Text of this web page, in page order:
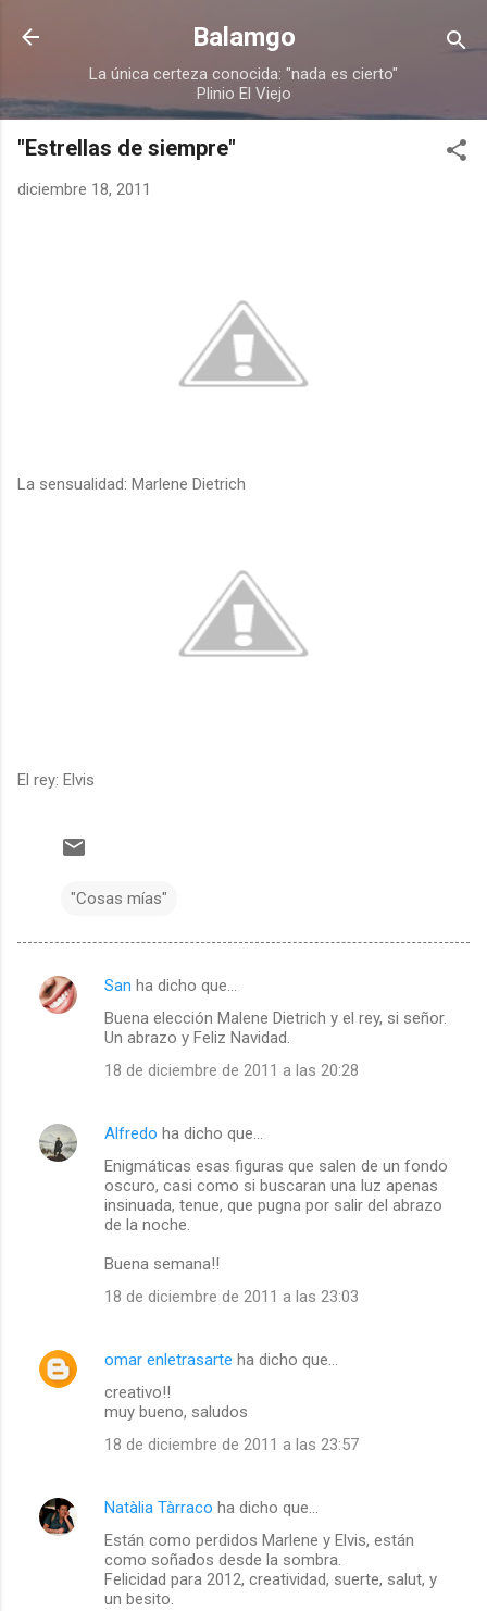
Ir al contenido principal
Balamgo
La única certeza conocida: "nada es cierto"
Plinio El Viejo
"Estrellas de siempre"
diciembre 18, 2011
La sensualidad: Marlene Dietrich
El rey: Elvis
"Cosas mías"
C
t
San ha dicho que…
Buena elección Malene Dietrich y el rey, si señor.
Un abrazo y Feliz Navidad.
18 de diciembre de 2011 a las 20:28
Alfredo ha dicho que…
Enigmáticas esas figuras que salen de un fondo
oscuro, casi como si buscaran una luz apenas
insinuada, tenue, que pugna por salir del abrazo
de la noche.
Buena semana!!
18 de diciembre de 2011 a las 23:03
omar enletrasarte ha dicho que…
creativo!!
muy bueno, saludos
18 de diciembre de 2011 a las 23:57
Natàlia Tàrraco ha dicho que…
Están como perdidos Marlene y Elvis, están
como soñados desde la sombra.
Felicidad para 2012, creatividad, suerte, salut, y
un besito.